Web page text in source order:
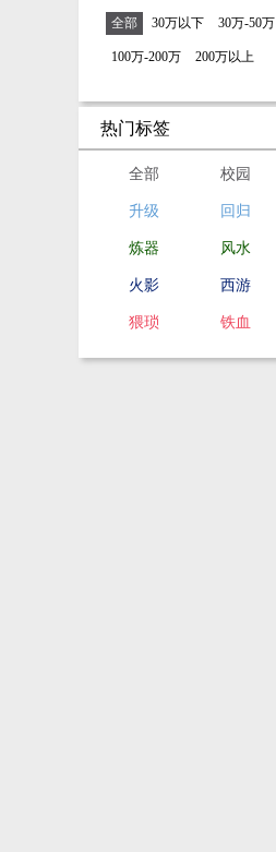
全部 30万以下 30万-50万
100万-200万 200万以上
热门标签
全部 校园
升级 回归
炼器 风水
火影 西游
猥琐 铁血